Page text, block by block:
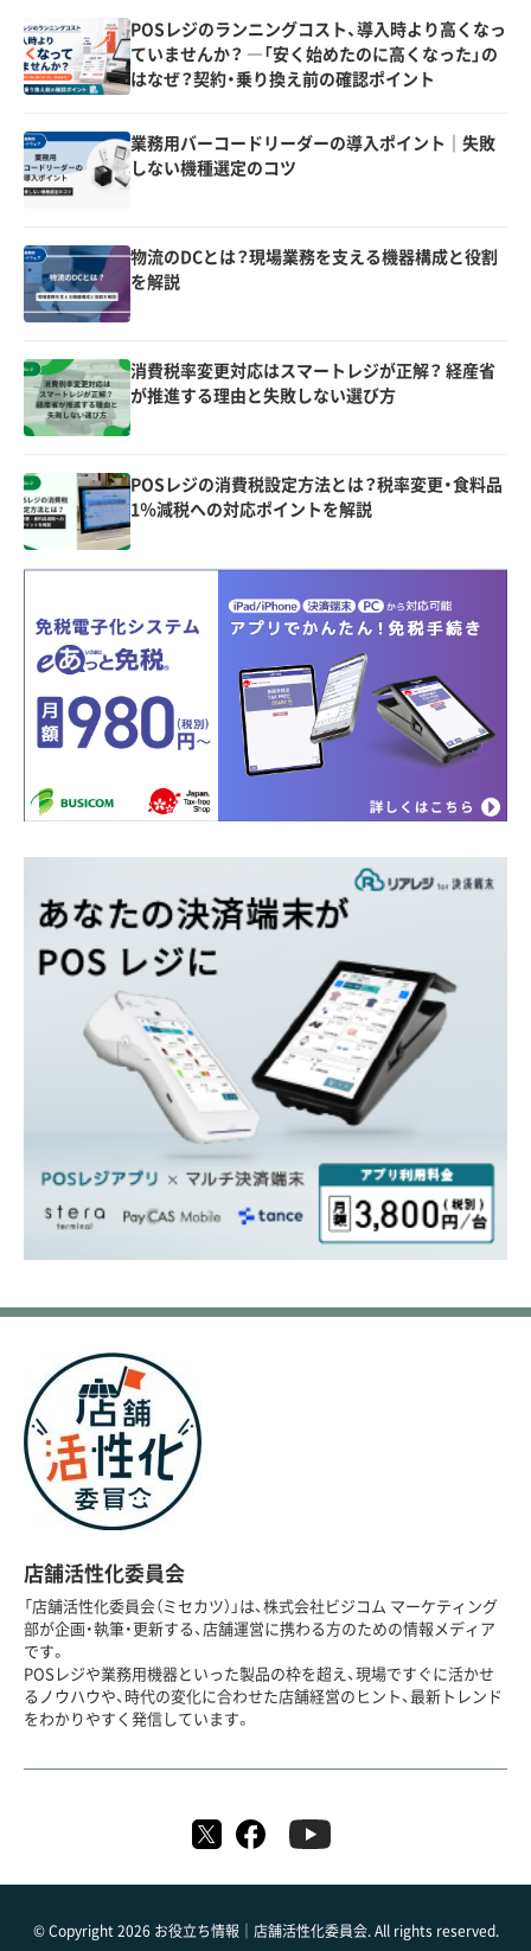
POSレジのランニングコスト、導入時より高くなっ
ていませんか？ ―「安く始めたのに高くなった」の
はなぜ？契約・乗り換え前の確認ポイント
業務用バーコードリーダーの導入ポイント｜失敗
しない機種選定のコツ
物流のDCとは？現場業務を支える機器構成と役割
を解説
消費税率変更対応はスマートレジが正解？ 経産省
が推進する理由と失敗しない選び方
POSレジの消費税設定方法とは？税率変更・食料品
1％減税への対応ポイントを解説
店舗活性化委員会
「店舗活性化委員会（ミセカツ）」は、株式会社ビジコム マーケティング
部が企画・執筆・更新する、店舗運営に携わる方のための情報メディア
です。
POSレジや業務用機器といった製品の枠を超え、現場ですぐに活かせ
るノウハウや、時代の変化に合わせた店舗経営のヒント、最新トレンド
をわかりやすく発信しています。
© Copyright 2026 お役立ち情報｜店舗活性化委員会. All rights reserved.